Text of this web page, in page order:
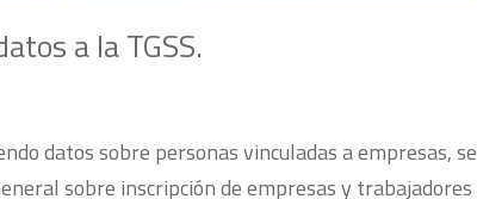
a la TGSS.
datos sobre personas vinculadas a empresas, se
sobre inscripción de empresas y trabajadores